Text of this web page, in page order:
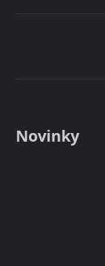
Novinky